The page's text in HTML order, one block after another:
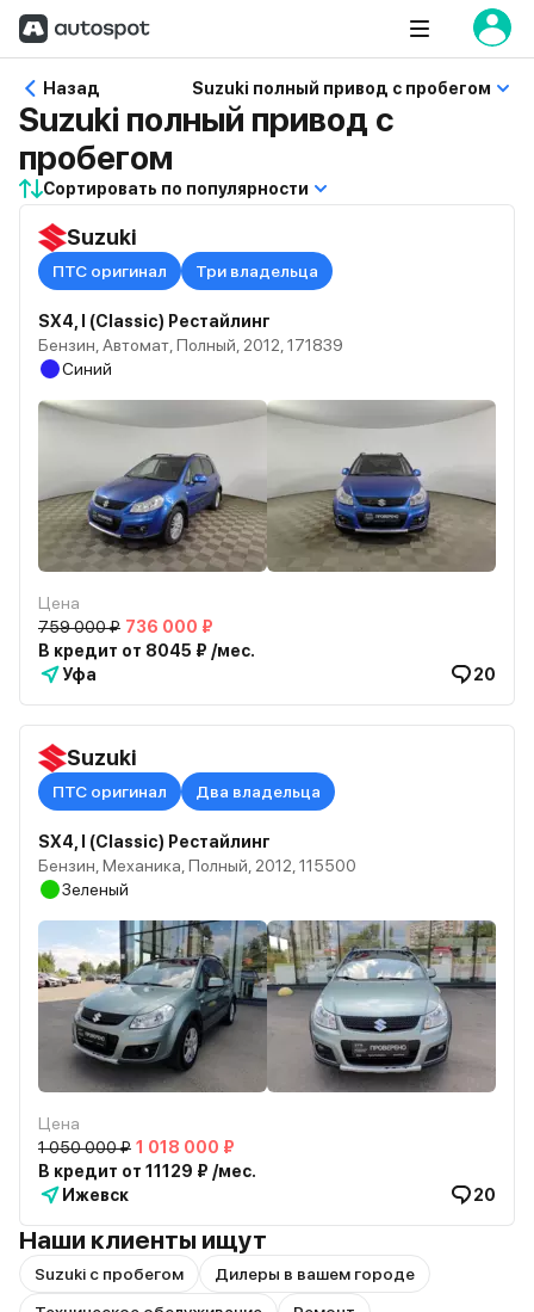
Назад Suzuki полный привод с пробегом
Suzuki полный привод с
пробегом
Сортировать по популярности
Suzuki
ПТС оригинал Три владельца
SX4, I (Classic) Рестайлинг
Бензин, Автомат, Полный, 2012, 171839
Синий
Цена
759 000 ₽ 736 000 ₽
В кредит от 8045 ₽ /мес.
Уфа
20
Suzuki
ПТС оригинал Два владельца
SX4, I (Classic) Рестайлинг
Бензин, Механика, Полный, 2012, 115500
Зеленый
Цена
1 050 000 ₽ 1 018 000 ₽
В кредит от 11129 ₽ /мес.
Ижевск
20
Наши клиенты ищут
Suzuki с пробегом
Дилеры в вашем городе